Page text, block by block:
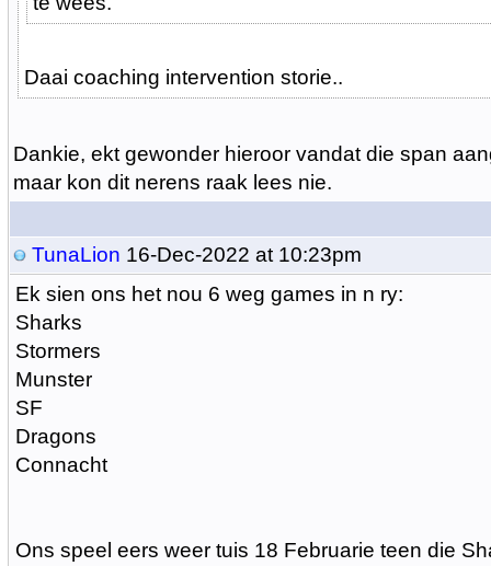
Daai coaching intervention storie..
Dankie, ekt gewonder hieroor vandat die span
maar kon dit nerens raak lees nie.
TunaLion 16-Dec-2022 at 10:23pm
Ek sien ons het nou 6 weg games in n ry:
Sharks
Stormers
Munster
SF
Dragons
Connacht
Ons speel eers weer tuis 18 Februarie teen die